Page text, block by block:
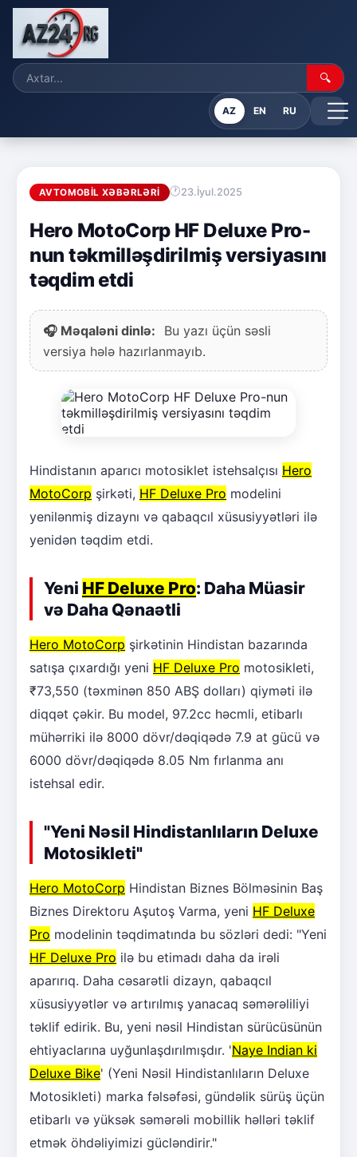
🔍
AZ EN RU
AVTOMOBIL XƏBƏRLƏRI 23.İyul.2025
Hero MotoCorp HF Deluxe Pro-
nun təkmilləşdirilmiş versiyasını
təqdim etdi
🎧 Məqaləni dinlə:
Bu yazı üçün səsli
versiya hələ hazırlanmayıb.
Hindistanın aparıcı motosiklet istehsalçısı Hero
MotoCorp şirkəti, HF Deluxe Pro modelini
yenilənmiş dizaynı və qabaqcıl xüsusiyyətləri ilə
yenidən təqdim etdi.
Yeni HF Deluxe Pro: Daha Müasir
və Daha Qənaətli
Hero MotoCorp şirkətinin Hindistan bazarında
satışa çıxardığı yeni HF Deluxe Pro motosikleti,
₹73,550 (təxminən 850 ABŞ dolları) qiyməti ilə
diqqət çəkir. Bu model, 97.2cc həcmli, etibarlı
mühərriki ilə 8000 dövr/dəqiqədə 7.9 at gücü və
6000 dövr/dəqiqədə 8.05 Nm fırlanma anı
istehsal edir.
"Yeni Nəsil Hindistanlıların Deluxe
Motosikleti"
Hero MotoCorp Hindistan Biznes Bölməsinin Baş
Biznes Direktoru Aşutoş Varma, yeni HF Deluxe
Pro modelinin təqdimatında bu sözləri dedi: "Yeni
HF Deluxe Pro ilə bu etimadı daha da irəli
aparırıq. Daha cəsarətli dizayn, qabaqcıl
xüsusiyyətlər və artırılmış yanacaq səmərəliliyi
təklif edirik. Bu, yeni nəsil Hindistan sürücüsünün
ehtiyaclarına uyğunlaşdırılmışdır. 'Naye Indian ki
Deluxe Bike' (Yeni Nəsil Hindistanlıların Deluxe
Motosikleti) marka fəlsəfəsi, gündəlik sürüş üçün
etibarlı və yüksək səmərəli mobillik həlləri təklif
etmək öhdəliyimizi gücləndirir."